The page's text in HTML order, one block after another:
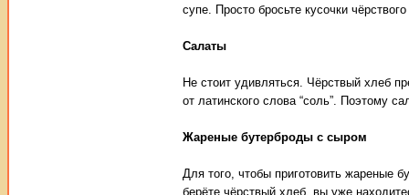
супе. Просто бросьте кусочки
Салаты
Не стоит удивляться. Чёрствый хлеб
от латинского слова “соль”. Поэтому
Жареные бутерброды с сыром
Для того, чтобы приготовить жареные
берёте чёрствый хлеб, вы уже